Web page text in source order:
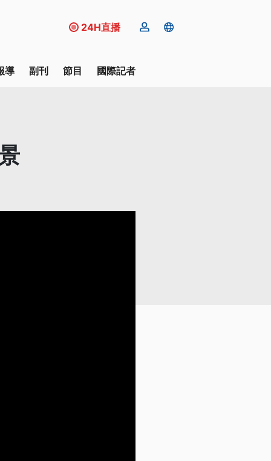
24H直播
導 副刊 節目 國際記者